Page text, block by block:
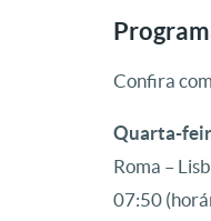
Confira
Quarta-
Roma –
07:50